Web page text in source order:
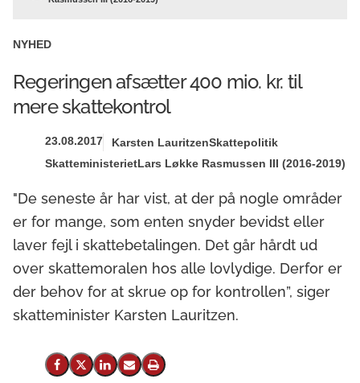
NYHED
Regeringen afsætter 400 mio. kr. til
mere skattekontrol
23.08.2017 Karsten LauritzenSkattepolitik
SkatteministerietLars Løkke Rasmussen III (2016-2019)
"De seneste år har vist, at der på nogle områder
er for mange, som enten snyder bevidst eller
laver fejl i skattebetalingen. Det går hårdt ud
over skattemoralen hos alle lovlydige. Derfor er
der behov for at skrue op for kontrollen”, siger
skatteminister Karsten Lauritzen.
Del på Facebook
Del på X (Twitter)
Del på LinkedIn
Send email
Print